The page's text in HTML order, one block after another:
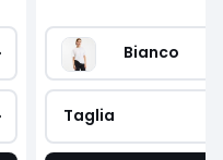
Bianco
Taglia